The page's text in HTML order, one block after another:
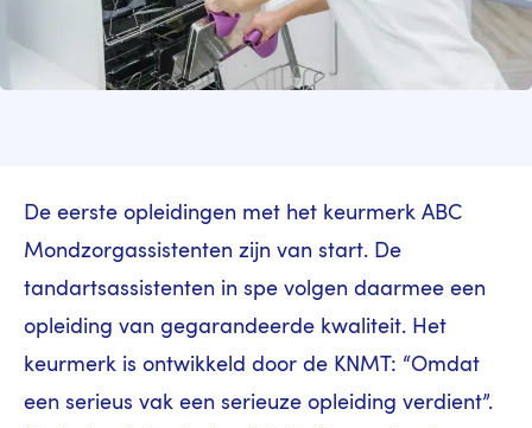
De eerste opleidingen met het keurmerk ABC
Mondzorgassistenten zijn van start. De
tandartsassistenten in spe volgen daarmee een
opleiding van gegarandeerde kwaliteit. Het
keurmerk is ontwikkeld door de KNMT: “Omdat
een serieus vak een serieuze opleiding verdient”.